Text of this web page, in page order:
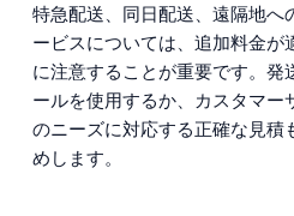
特急配送、同日配送、遠隔地へ
ービスについては、追加料金が
に注意することが重要です。発
ールを使用するか、カスタマー
のニーズに対応する正確な見積
めします。